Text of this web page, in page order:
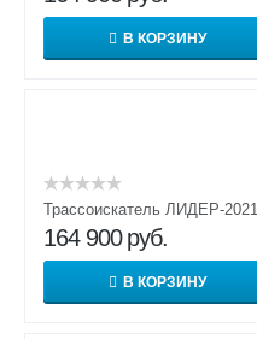
В КОРЗИНУ
Трассоискатель ЛИДЕР-2021
164 900 руб.
В КОРЗИНУ